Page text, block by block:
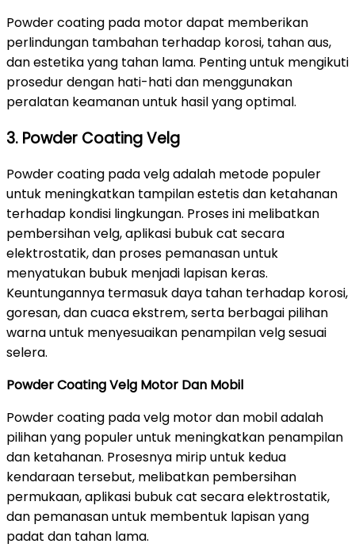
Powder coating pada motor dapat memberikan
perlindungan tambahan terhadap korosi, tahan aus,
dan estetika yang tahan lama. Penting untuk mengikuti
prosedur dengan hati-hati dan menggunakan
peralatan keamanan untuk hasil yang optimal.
3. Powder Coating Velg
Powder coating pada velg adalah metode populer
untuk meningkatkan tampilan estetis dan ketahanan
terhadap kondisi lingkungan. Proses ini melibatkan
pembersihan velg, aplikasi bubuk cat secara
elektrostatik, dan proses pemanasan untuk
menyatukan bubuk menjadi lapisan keras.
Keuntungannya termasuk daya tahan terhadap korosi,
goresan, dan cuaca ekstrem, serta berbagai pilihan
warna untuk menyesuaikan penampilan velg sesuai
selera.
Powder Coating Velg Motor Dan Mobil
Powder coating pada velg motor dan mobil adalah
pilihan yang populer untuk meningkatkan penampilan
dan ketahanan. Prosesnya mirip untuk kedua
kendaraan tersebut, melibatkan pembersihan
permukaan, aplikasi bubuk cat secara elektrostatik,
dan pemanasan untuk membentuk lapisan yang
padat dan tahan lama.